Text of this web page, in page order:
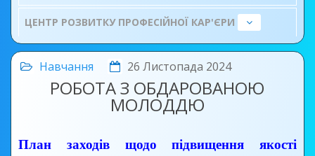
ЦЕНТР РОЗВИТКУ ПРОФЕСІЙНОЇ КАР'ЄРИ
Навчання 26 Листопада 2024
РОБОТА З ОБДАРОВАНОЮ
МОЛОДДЮ
План заходів щодо підвищення якості